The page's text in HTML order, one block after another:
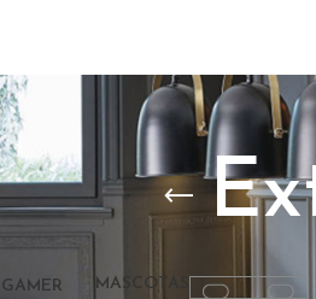
GAMER
MASCOTAS